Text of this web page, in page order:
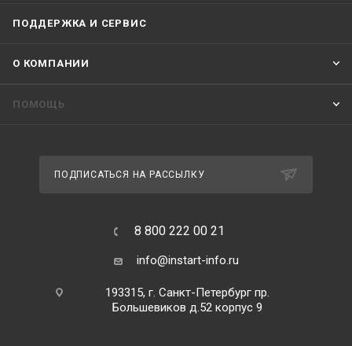
ПОДДЕРЖКА И СЕРВИС
О КОМПАНИИ
ПОМОЩЬ
ПОДПИСАТЬСЯ НА РАССЫЛКУ
8 800 222 00 21
info@instart-info.ru
193315, г. Санкт-Петербург пр.
Большевиков д.52 корпус 9